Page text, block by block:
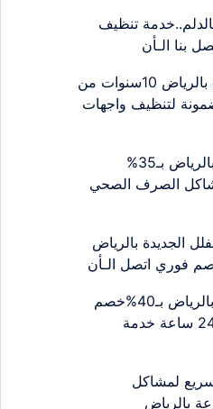
تنظيف
شركة تنظيف واجهات بالرياض 10سنوات من
100%مضمونة لتنظيف واجهات
شركة تنظيف بيارات بالرياض بـ35%
مشاكل الصرف الصحي
الجديدة بالرياض
شركة تسليك مجاري بالرياض بـ40%خصم
على تسليك المجاري 24 ساعة خدمة
لمشاكل